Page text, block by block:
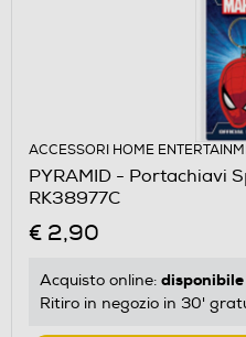
ACCESSORI HOME
PYRAMID - Portachiavi
RK38977C
€ 2,90
Acquisto online: disponibile
Ritiro in negozio in 30'